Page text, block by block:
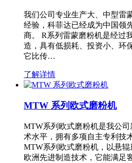
我们公司专业生产大、中型雷
经验，科菲达已经成为中国领
商。 R系列雷蒙磨粉机是经过
造，具有低损耗、投资小、环
它比传…
了解详情
MTW 系列欧式磨粉机
MTW系列欧式磨粉机是我公
术水平，拥有多项自主专利技
MTW系列欧式磨粉机，以悬辊
欧洲先进制造技术，它能满足